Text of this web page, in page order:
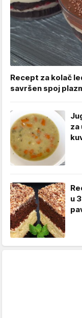
Recept za kolač
savršen spoj
za
u